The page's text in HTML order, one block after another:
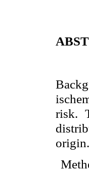
risk.
origin.